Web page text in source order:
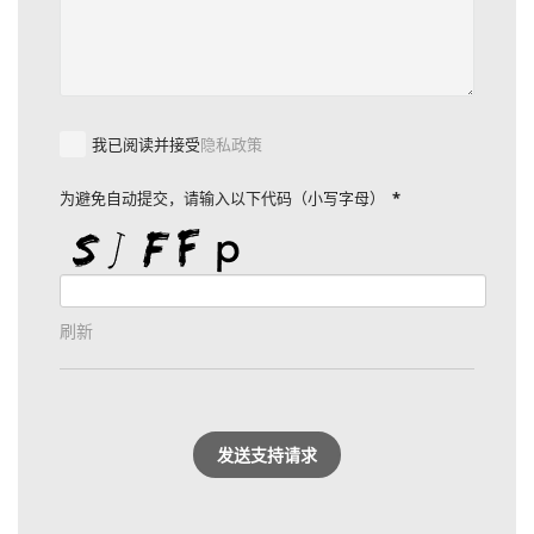
我已阅读并接受隐私政策
为避免自动提交，请输入以下代码（小写字母） *
刷新
发送支持请求